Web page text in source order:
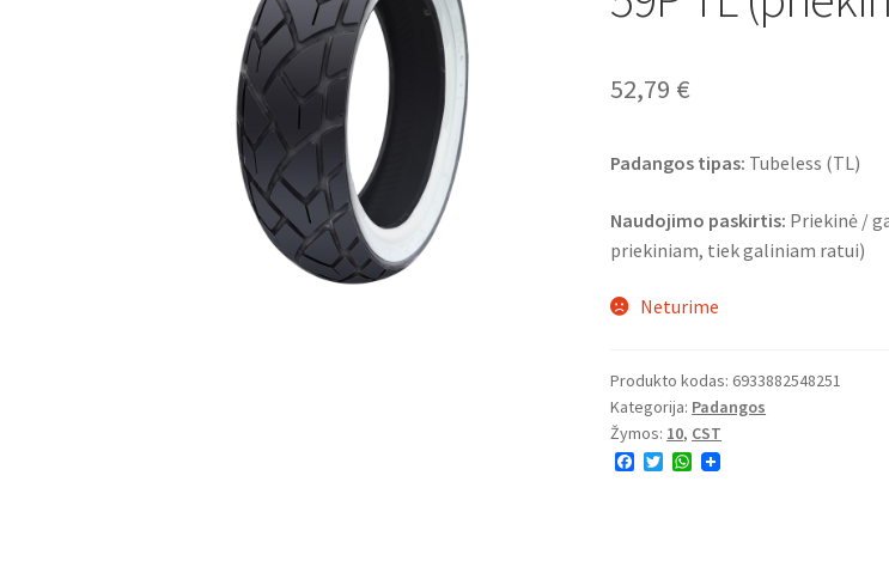
52,79 €
Padangos tipas: Tubeless (TL)
Naudojimo paskirtis: Priekinė /
priekiniam, tiek galiniam ratui)
Neturime
Produkto kodas: 6933882548251
Kategorija: Padangos
Žymos: 10, CST
F
T
W